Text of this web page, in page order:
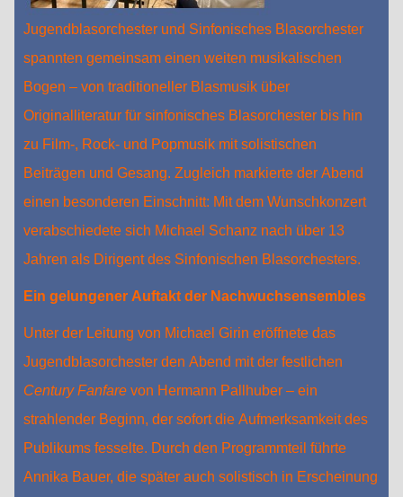
Jugendblasorchester und Sinfonisches Blasorchester
spannten gemeinsam einen weiten musikalischen
Bogen – von traditioneller Blasmusik über
Originalliteratur für sinfonisches Blasorchester bis hin
zu Film-, Rock- und Popmusik mit solistischen
Beiträgen und Gesang. Zugleich markierte der Abend
einen besonderen Einschnitt: Mit dem Wunschkonzert
verabschiedete sich Michael Schanz nach über 13
Jahren als Dirigent des Sinfonischen Blasorchesters.
Ein gelungener Auftakt der Nachwuchsensembles
Unter der Leitung von Michael Girin eröffnete das
Jugendblasorchester den Abend mit der festlichen
Century Fanfare von Hermann Pallhuber – ein
strahlender Beginn, der sofort die Aufmerksamkeit des
Publikums fesselte. Durch den Programmteil führte
Annika Bauer, die später auch solistisch in Erscheinung